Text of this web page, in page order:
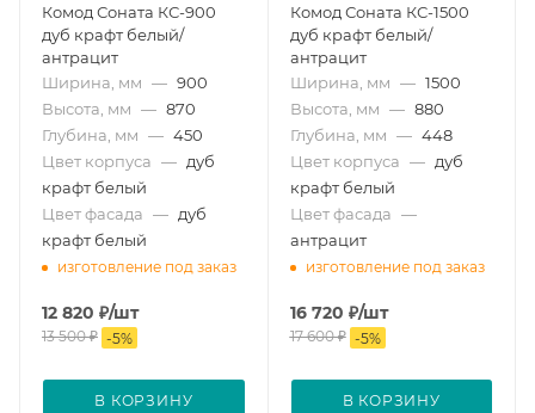
Комод Соната КС-900
дуб крафт белый/
антрацит
Ширина, мм — 900
Высота, мм — 870
Глубина, мм — 450
Цвет корпуса — дуб
крафт белый
Цвет фасада — дуб
крафт белый
изготовление под заказ
12 820 ₽/шт
13 500₽ -5%
В КОРЗИНУ
Комод Соната КС-1500
дуб крафт белый/
антрацит
Ширина, мм — 1500
Высота, мм — 880
Глубина, мм — 448
Цвет корпуса — дуб
крафт белый
Цвет фасада —
антрацит
изготовление под заказ
16 720 ₽/шт
17 600₽ -5%
В КОРЗИНУ